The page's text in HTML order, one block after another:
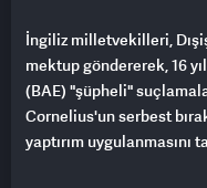
İngiliz milletvekilleri,
mektup göndererek, 16
(BAE) "şüpheli"
Cornelius'un serbest
yaptırım uygulanmasını